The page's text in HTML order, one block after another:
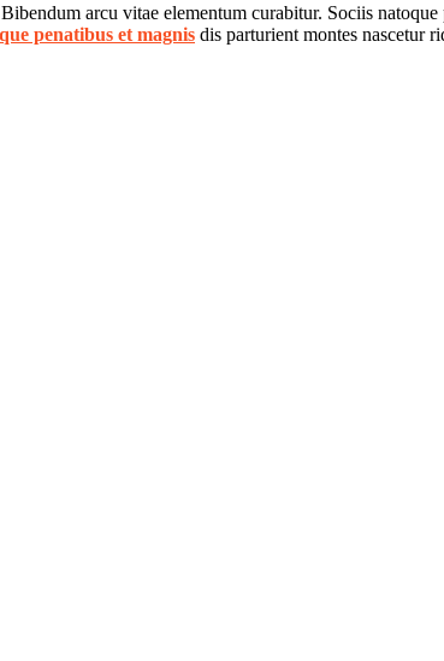
arcu vitae elementum curabitur. Sociis
penatibus et magnis dis parturient montes nascetur